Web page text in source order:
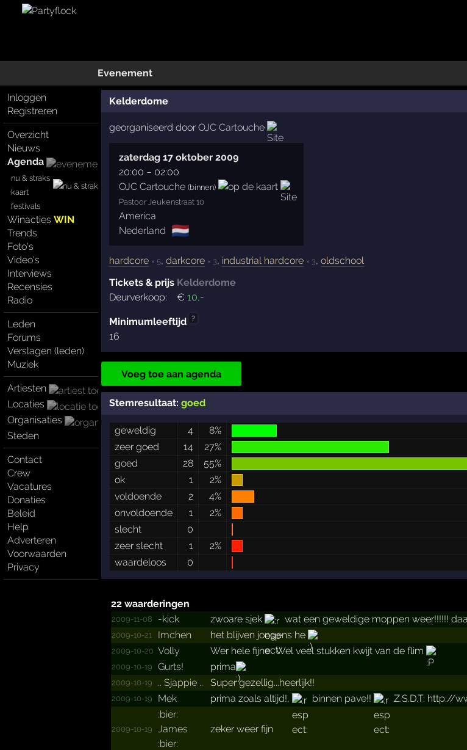
Evenement
Inloggen
Registreren
Overzicht
Nieuws
Agenda
nu & straks
kaart
festivals
WinactiesWIN
Trends
Foto's
Video's
Interviews
Recensies
Radio
Leden
Forums
Verslagen (leden)
Muziek
Artiesten
Locaties
Organisaties
Steden
Contact
Crew
Vacatures
Donaties
Beleid
Help
Adverteren
Voorwaarden
Privacy
Kelderdome
georganiseerd door OJC Cartouche
zaterdag 17 oktober 2009
20:00 – 02:00
OJC Cartouche (binnen)
Pastoor Jeukenstraat 10
America
Nederland 🇳🇱
hardcore × 5, darkcore × 3, industrial hardcore × 3, oldschool
Tickets & prijs Kelderdome
Deurverkoop:
€ 10,-
Minimumleeftijd ?
16
Voeg toe aan agenda
Stemresultaat: goed
geweldig 4
8%
zeer goed
14
27%
goed
28
55%
ok
1
2%
voldoende
2
4%
onvoldoende
1
2%
slecht
0
zeer slecht
1
2%
waardeloos
0
22 waarderingen
2009-11-08 -kick zwoare sjek wat een geweldige moppen weer!!!!!!
2009-10-21 Imchen het blijven jongens he
2009-10-20 Volly Wer hele fijne.. Wel veel stukken kwijt van de flim
2009-10-19 Gurts! prima
2009-10-19 ..­ Sjappie ..­ Super gezellig...heerlijk!!
2009-10-19 Mek prima zoals altijd!, binnen pave!! Z.S.D.T: http://
2009-10-19
:bier:
James
:bier:
zeker weer fijn